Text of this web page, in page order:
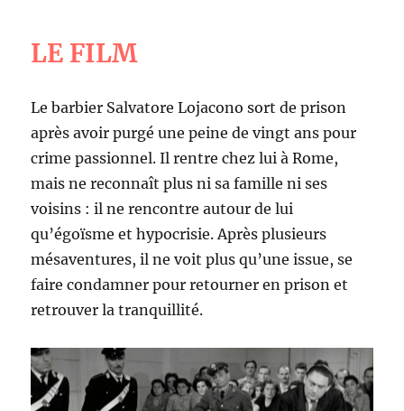
LE FILM
Le barbier Salvatore Lojacono sort de prison
après avoir purgé une peine de vingt ans pour
crime passionnel. Il rentre chez lui à Rome,
mais ne reconnaît plus ni sa famille ni ses
voisins : il ne rencontre autour de lui
qu’égoïsme et hypocrisie. Après plusieurs
mésaventures, il ne voit plus qu’une issue, se
faire condamner pour retourner en prison et
retrouver la tranquillité.